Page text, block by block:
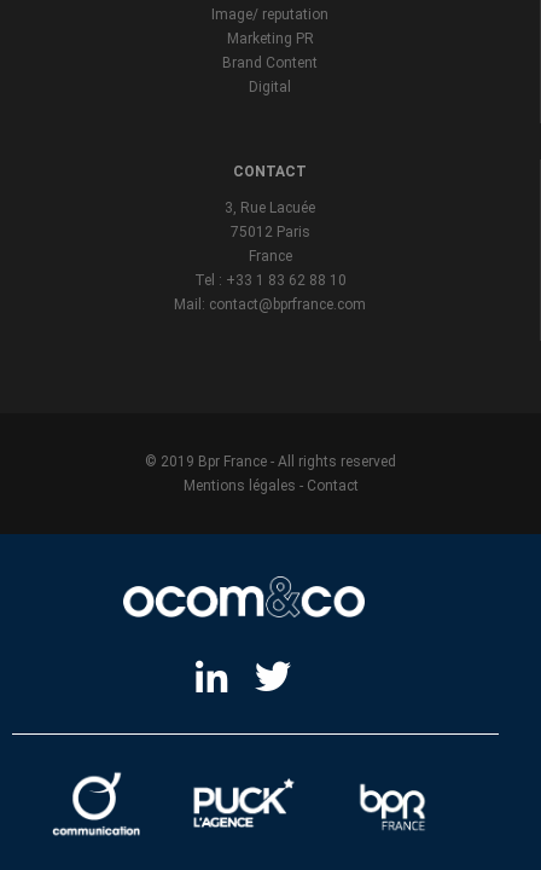
Image/ reputation
Marketing PR
Brand Content
Digital
CONTACT
3, Rue Lacuée
75012 Paris
France
Tel : +33 1 83 62 88 10
Mail: contact@bprfrance.com
© 2019 Bpr France - All rights reserved
Mentions légales - Contact